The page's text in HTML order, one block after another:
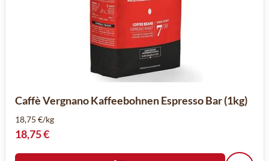
Caffè Vergnano Kaffeebohnen Espresso Bar (1kg)
18,75 €/kg
18,75 €